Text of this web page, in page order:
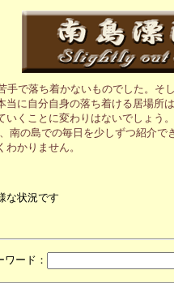
で落ち着かないものでした。
に自分自身の落ち着ける居場
くことに変わりはないでしょ
南の島での毎日を少しずつ紹介
かりません。
な状況です
ード：